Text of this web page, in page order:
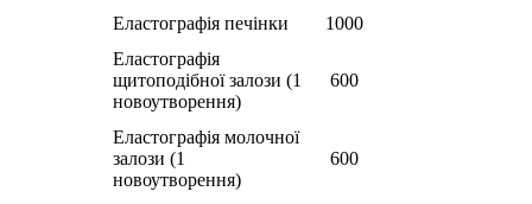
Еластографія печінки
1000
Еластографія
щитоподiбної залози (1
новоутворення)
600
Еластографія молочної
залози (1
новоутворення)
600